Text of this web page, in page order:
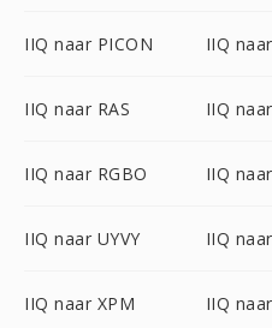
IIQ naar PICON IIQ
IIQ naar RAS IIQ
IIQ naar RGBO IIQ
IIQ naar UYVY IIQ
IIQ naar XPM IIQ